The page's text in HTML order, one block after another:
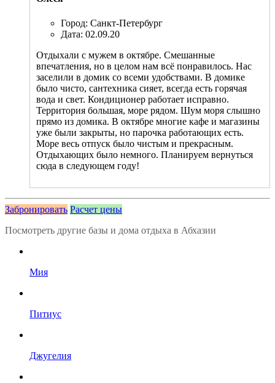
Город: Санкт-Петербург
Дата: 02.09.20
Отдыхали с мужем в октябре. Смешанные
впечатления, но в целом нам всё понравилось. Нас
заселили в домик со всеми удобствами. В домике
было чисто, сантехника сияет, всегда есть горячая
вода и свет. Кондиционер работает исправно.
Территория большая, море рядом. Шум моря слышно
прямо из домика. В октябре многие кафе и магазины
уже были закрыты, но парочка работающих есть.
Море весь отпуск было чистым и прекрасным.
Отдыхающих было немного. Планируем вернуться
сюда в следующем году!
Забронировать Расчет цены
Посмотреть другие базы и дома отдыха в Абхазии
Мия
Питиус
Джугелия